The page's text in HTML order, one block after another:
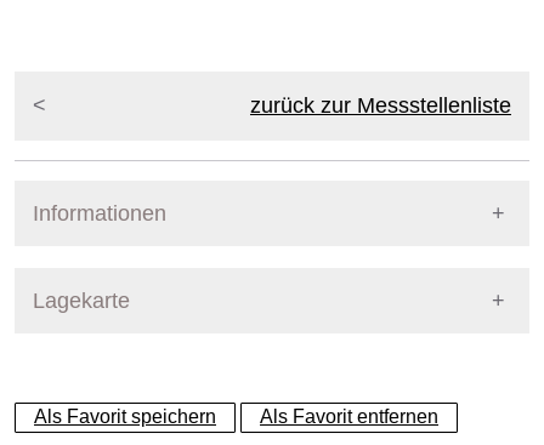
zurück zur Messstellenliste
Informationen
Lagekarte
+
Als Favorit speichern Als Favorit entfernen